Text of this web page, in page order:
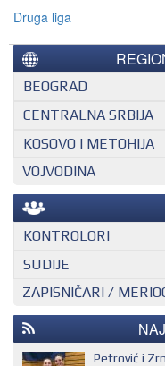
Druga liga
BEOGRAD
CENTRALNA SRBIJA
KOSOVO I METOHIJA
VOJVODINA
KONTROLORI
MEĐUNARODNI
NACIONALNI
REGIONALNI
SUDIJE
EHF SUDIJA
IHF SUDIJA
MLADI EVROPSKI
ZAPISNIČARI /
Petrović i